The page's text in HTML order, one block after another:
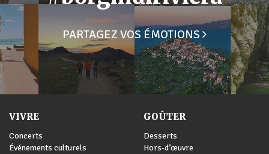
PARTAGEZ VOS ÉMOTIONS
VIVRE
Concerts
Événements culturels
GOÛTER
Desserts
Hors-d’œuvre